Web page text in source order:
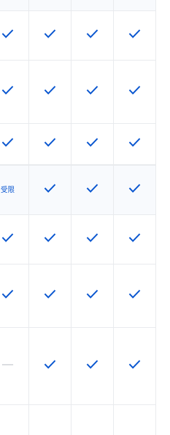
這項功能適用於該 SKU
check 這項功能適用於該 SKU
check 這項功能適用於
check 這項功
check
這項功能適用於該 SKU
check 這項功能適用於該 SKU
check 這項功能適用於
check 這項功
check
這項功能適用於該 SKU
check 這項功能適用於該 SKU
check 這項功能適用於
check 這項功
check
受限 這項功能適用於該 SKU
check 這項功能適用於
check 這項功
check
這項功能適用於該 SKU
check 這項功能適用於該 SKU
check 這項功能適用於
check 這項功
check
這項功能適用於該 SKU
check 這項功能適用於該 SKU
check 這項功能適用於
check 這項功
check
這個 SKU 不支援這項功能
horizontal_rule 這項功能適用於該 SKU
check 這項功能適用於
check 這項功
check